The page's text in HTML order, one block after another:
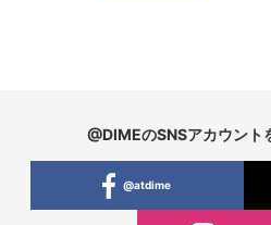
@DIMEのSNSアカウント
@atdime